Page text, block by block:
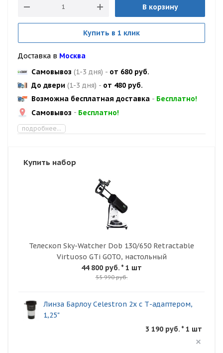
В корзину
Купить в 1 клик
Доставка в Москва
Самовывоз (1-3 дня) - от 680 руб.
До двери (1-3 дня) - от 480 руб.
Возможна бесплатная доставка - Бесплатно!
Самовывоз - Бесплатно!
подробнее...
Купить набор
Телескоп Sky-Watcher Dob 130/650 Retractable
Virtuoso GTi GOTO, настольный
44 800 руб. * 1 шт
55 990 руб.
Линза Барлоу Celestron 2x с Т-адаптером,
1,25"
3 190 руб. * 1 шт